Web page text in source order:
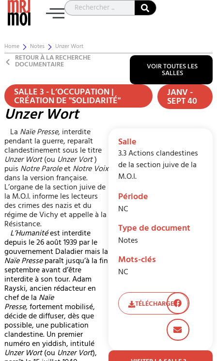
Home Notes Unzer Wort
RETOUR À LA RECHERCHE
DOCUMENTAIRE VOIR TOUTES LES
SALLES
SALLE 3 - L’OCCUPATION |
CRÉATION DE "SOLIDARITÉ" JANV -
SEPT 40
Unzer Wort
La Naïe Presse, interdite
pendant la guerre, reparaît
clandestinement sous le titre
Unzer Wort(ou Unzer Vort)
puis Notre ParoleetNotre Voix
dans la version française.
L’organe de la section juive de
la M.O.I. informe les lecteurs
des crimes des nazis et du
régime de Vichy et appelle à la
Résistance.
L’Humanitéest interdite
depuis le 26 août 1939 par le
gouvernement Daladier mais la
Naïe Presseparaît jusqu’à la fin
septembre avant d’être
interdite à son tour. Adam
Rayski, ancien rédacteur en
chef de la Naïe
Presse,fortement mobilisé,
décidede diffuser, dès que
possible, une publication
clandestine. Un premier
numéro en yiddish, intitulé
Unzer Wort(ou Unzer Vort),
Salle
3.3 Actions clandestines
de la section juive de la
M.O.I.
Période
NC
Type de document
Notes
Mots-clés
NC
TÉLÉCHARGER